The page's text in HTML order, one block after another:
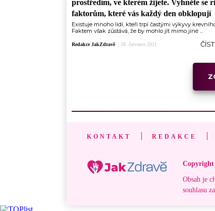
prostředím, ve kterém žijete. Vyhněte se
faktorům, které vás každý den obklopují
Existuje mnoho lidí, kteří trpí častými výkyvy
Faktem však zůstává, že by mohlo jít mimo jiné ...
Redakce JakZdravě 28. července 2021
KONTAKT REDAKCE
Copyright
Obsah je
souhlasu